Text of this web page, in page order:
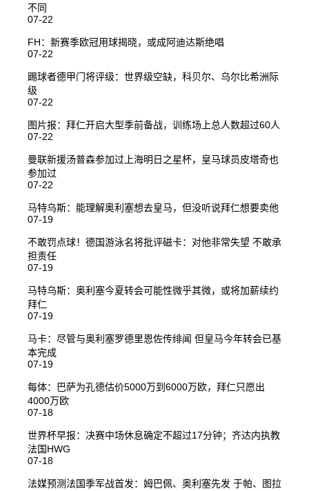
不同
07-22
FH：新赛季欧冠用球揭晓，或成阿迪达斯绝唱
07-22
踢球者德甲门将评级：世界级空缺，科贝尔、乌尔比希洲际
级
07-22
图片报：拜仁开启大型季前备战，训练场上总人数超过60人
07-22
曼联新援汤普森参加过上海明日之星杯，皇马球员皮塔奇也
参加过
07-22
马特乌斯：能理解奥利塞想去皇马，但没听说拜仁想要卖他
07-19
不敢罚点球！德国游泳名将批评磁卡：对他非常失望 不敢承
担责任
07-19
马特乌斯：奥利塞今夏转会可能性微乎其微，或将加薪续约
拜仁
07-19
马卡：尽管与奥利塞罗德里恩佐传绯闻 但皇马今年转会已基
本完成
07-19
每体：巴萨为孔德估价5000万到6000万欧，拜仁只愿出
4000万欧
07-18
世界杯早报：决赛中场休息确定不超过17分钟；齐达内执教
法国HWG
07-18
法媒预测法国季军战首发：姆巴佩、奥利塞先发 于帕、图拉